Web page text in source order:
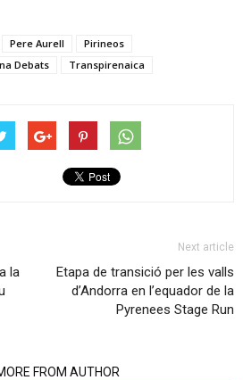
Pere Aurell
Pirineos
Debats Transpirenaica
la
Next article
Etapa de transició per les valls
d’Andorra en l’equador de la
Pyrenees Stage Run
FROM AUTHOR